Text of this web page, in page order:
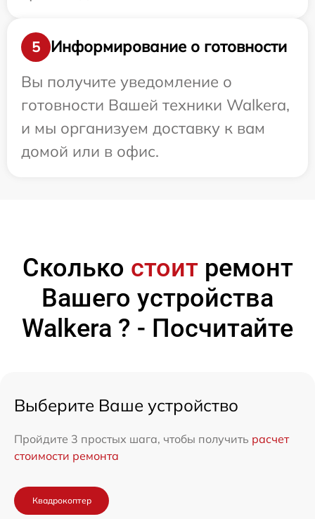
5
Информирование о готовности
Вы получите уведомление о
готовности Вашей техники Walkera,
и мы организуем доставку к вам
домой или в офис.
Сколько стоитремонт
Вашего устройства
Walkera ? - Посчитайте
Выберите Ваше устройство
Пройдите 3 простых шага, чтобы получить расчет
стоимости ремонта
Квадрокоптер